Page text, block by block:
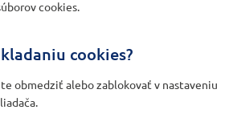
cookies.
cookies?
obmedziť alebo zablokovať v nastaveniu